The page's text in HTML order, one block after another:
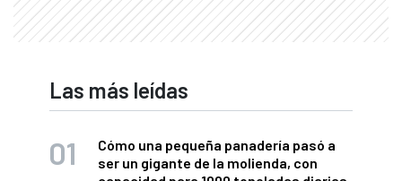
Las más leídas
Cómo una pequeña panadería pasó a
ser un gigante de la molienda, con